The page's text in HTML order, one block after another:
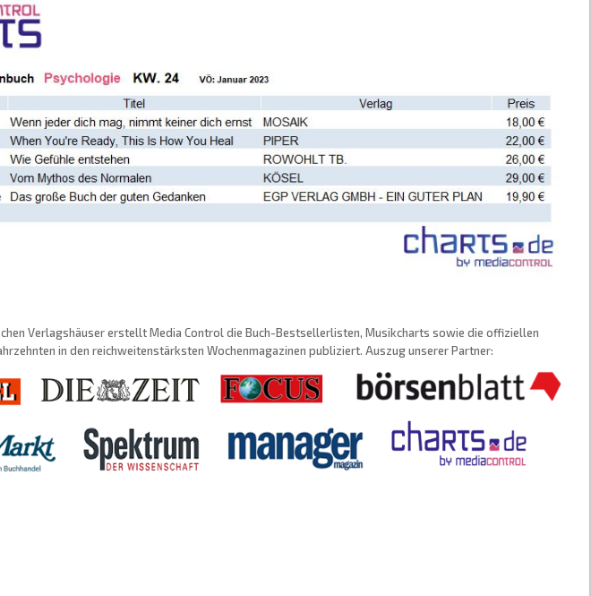
Verlagshäuser erstellt Media Control die Buch-Bestsellerlisten, Musikcharts sowie die offiziellen
in den reichweitenstärksten Wochenmagazinen publiziert. Auszug unserer Partner: